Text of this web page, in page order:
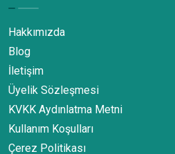
Hakkımızda
Blog
İletişim
Üyelik Sözleşmesi
KVKK Aydınlatma Metni
Kullanım Koşulları
Çerez Politikası